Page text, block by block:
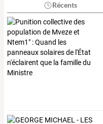
Récents